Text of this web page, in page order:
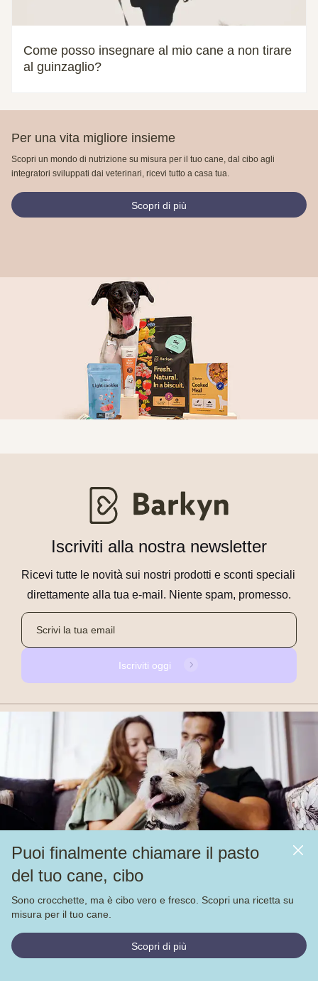
Come posso insegnare al mio cane a non tirare
al guinzaglio?
Per una vita migliore insieme
Scopri un mondo di nutrizione su misura per il tuo cane, dal cibo agli
integratori sviluppati dai veterinari, ricevi tutto a casa tua.
Scopri di più
Puoi finalmente chiamare il pasto
del tuo cane, cibo
Sono crocchette, ma è cibo vero e fresco. Scopri una ricetta su
misura per il tuo cane.
Scopri di più
Iscriviti alla nostra newsletter
Ricevi tutte le novità sui nostri prodotti e sconti speciali
direttamente alla tua e-mail. Niente spam, promesso.
Iscriviti oggi
help@barkyn.it
Prodotti
Chi siamo
Altri link
Alimentazione
4.000 avaliações no